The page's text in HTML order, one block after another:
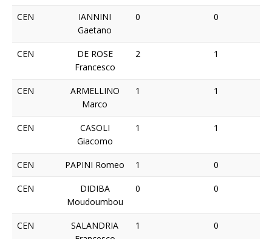
CEN
IANNINI
Gaetano
0 0
CEN
DE ROSE
Francesco
2 1
CEN
ARMELLINO
Marco
1 1
CEN
CASOLI
Giacomo
1 1
CEN PAPINI Romeo 1 0
CEN
DIDIBA
Moudoumbou
0 0
CEN
SALANDRIA
1 0